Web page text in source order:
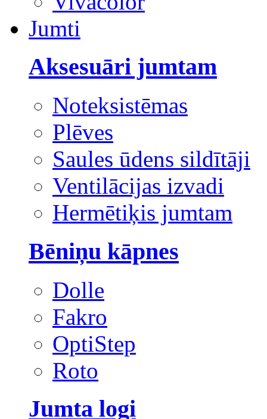
Jumti
Aksesuāri jumtam
Noteksistēmas
Plēves
Saules ūdens sildītāji
Ventilācijas izvadi
Hermētiķis jumtam
Bēniņu kāpnes
Dolle
Fakro
OptiStep
Roto
Jumta logi